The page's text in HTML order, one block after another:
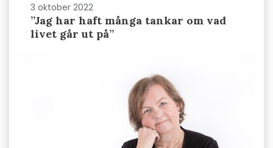
3 oktober 2022
”Jag har haft många tankar om vad
livet går ut på”